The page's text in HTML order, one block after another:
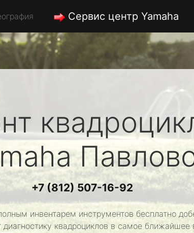
Сервис центр Yamaha
+7 (812) 507-16-92
инвентарем инструментов бесплатно
диагностику квадроциклов в самое ближайшее